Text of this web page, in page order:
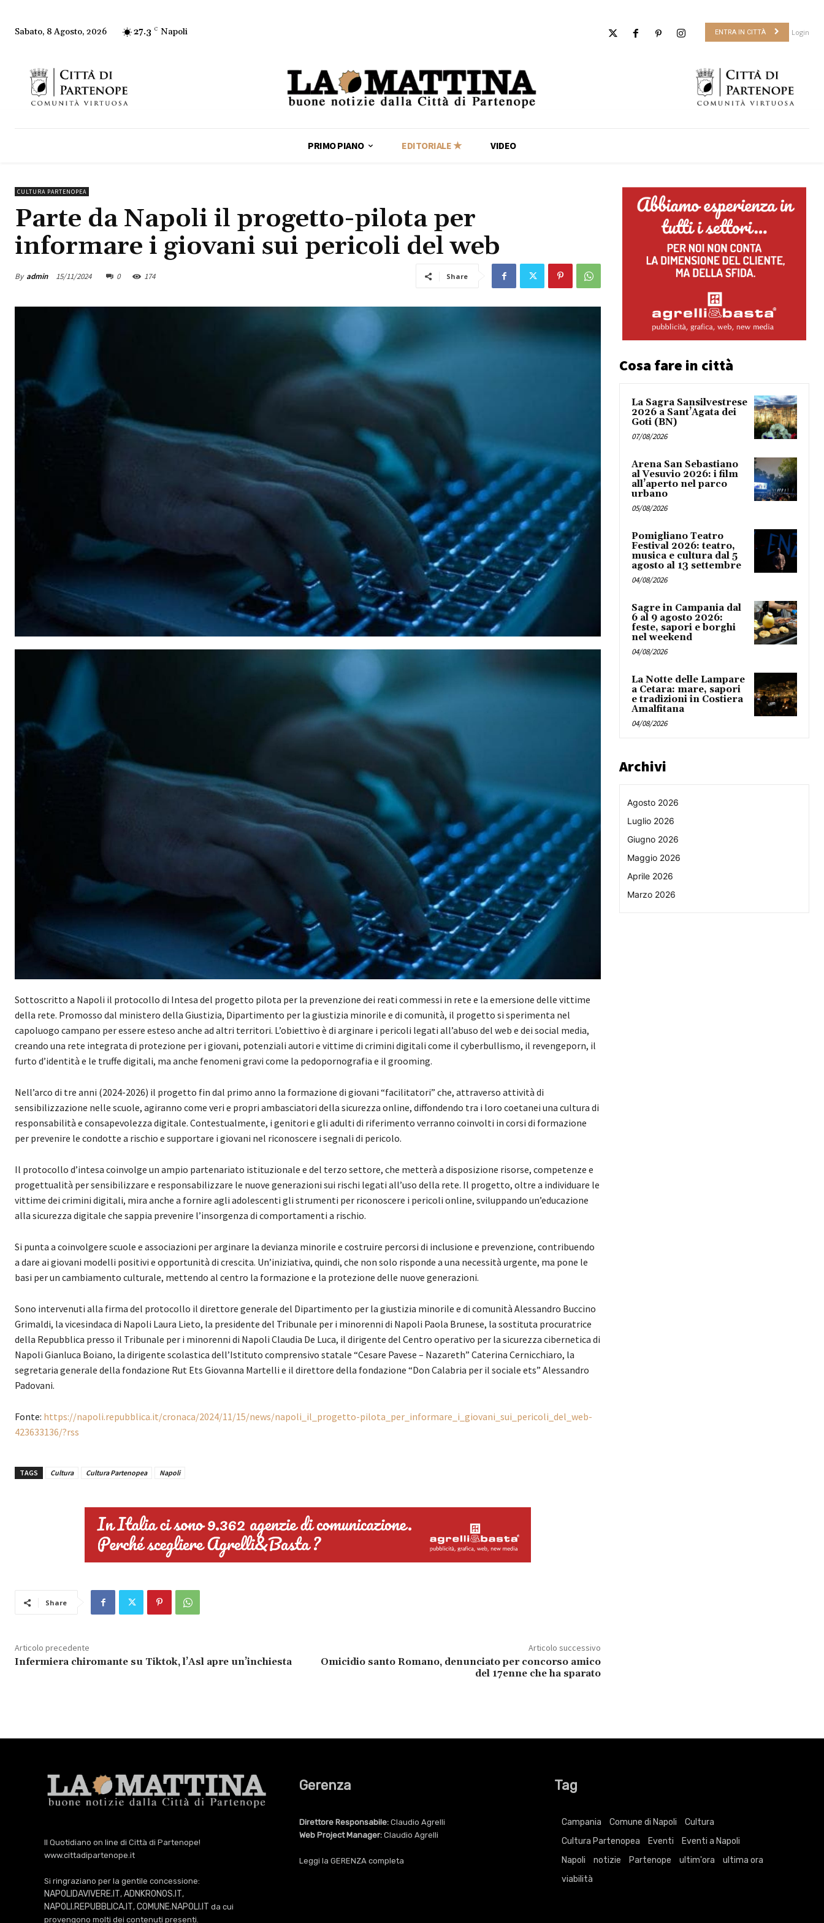
Sabato, 8 Agosto, 2026 27.3 C Napoli ENTRA IN CITTÀ Login
PRIMO PIANO EDITORIALE ★ VIDEO
CULTURA PARTENOPEA
Parte da Napoli il progetto-pilota per
informare i giovani sui pericoli del web
By admin 15/11/2024 0 174 Share
Sottoscritto a Napoli il protocollo di Intesa del progetto pilota per la prevenzione dei reati commessi in rete e la emersione delle vittime
della rete. Promosso dal ministero della Giustizia, Dipartimento per la giustizia minorile e di comunità, il progetto si sperimenta nel
capoluogo campano per essere esteso anche ad altri territori. L’obiettivo è di arginare i pericoli legati all’abuso del web e dei social media,
creando una rete integrata di protezione per i giovani, potenziali autori e vittime di crimini digitali come il cyberbullismo, il revengeporn, il
furto d’identità e le truffe digitali, ma anche fenomeni gravi come la pedopornografia e il grooming.
Nell’arco di tre anni (2024-2026) il progetto fin dal primo anno la formazione di giovani “facilitatori” che, attraverso attività di
sensibilizzazione nelle scuole, agiranno come veri e propri ambasciatori della sicurezza online, diffondendo tra i loro coetanei una cultura di
responsabilità e consapevolezza digitale. Contestualmente, i genitori e gli adulti di riferimento verranno coinvolti in corsi di formazione
per prevenire le condotte a rischio e supportare i giovani nel riconoscere i segnali di pericolo.
Il protocollo d’intesa coinvolge un ampio partenariato istituzionale e del terzo settore, che metterà a disposizione risorse, competenze e
progettualità per sensibilizzare e responsabilizzare le nuove generazioni sui rischi legati all’uso della rete. Il progetto, oltre a individuare le
vittime dei crimini digitali, mira anche a fornire agli adolescenti gli strumenti per riconoscere i pericoli online, sviluppando un’educazione
alla sicurezza digitale che sappia prevenire l’insorgenza di comportamenti a rischio.
Si punta a coinvolgere scuole e associazioni per arginare la devianza minorile e costruire percorsi di inclusione e prevenzione, contribuendo
a dare ai giovani modelli positivi e opportunità di crescita. Un’iniziativa, quindi, che non solo risponde a una necessità urgente, ma pone le
basi per un cambiamento culturale, mettendo al centro la formazione e la protezione delle nuove generazioni.
Sono intervenuti alla firma del protocollo il direttore generale del Dipartimento per la giustizia minorile e di comunità Alessandro Buccino
Grimaldi, la vicesindaca di Napoli Laura Lieto, la presidente del Tribunale per i minorenni di Napoli Paola Brunese, la sostituta procuratrice
della Repubblica presso il Tribunale per i minorenni di Napoli Claudia De Luca, il dirigente del Centro operativo per la sicurezza cibernetica di
Napoli Gianluca Boiano, la dirigente scolastica dell’Istituto comprensivo statale “Cesare Pavese – Nazareth” Caterina Cernicchiaro, la
segretaria generale della fondazione Rut Ets Giovanna Martelli e il direttore della fondazione “Don Calabria per il sociale ets” Alessandro
Padovani.
Fonte: https://napoli.repubblica.it/cronaca/2024/11/15/news/napoli_il_progetto-pilota_per_informare_i_giovani_sui_pericoli_del_web-
423633136/?rss
TAGS Cultura Cultura Partenopea Napoli
Share
Articolo precedente
Infermiera chiromante su Tiktok, l’Asl apre un’inchiesta
Articolo successivo
Omicidio santo Romano, denunciato per concorso amico
del 17enne che ha sparato
Cosa fare in città
La Sagra Sansilvestrese
2026 a Sant’Agata dei
Goti (BN)
07/08/2026
Arena San Sebastiano
al Vesuvio 2026: i film
all’aperto nel parco
urbano
05/08/2026
Pomigliano Teatro
Festival 2026: teatro,
musica e cultura dal 5
agosto al 13 settembre
04/08/2026
Sagre in Campania dal
6 al 9 agosto 2026:
feste, sapori e borghi
nel weekend
04/08/2026
La Notte delle Lampare
a Cetara: mare, sapori
e tradizioni in Costiera
Amalfitana
04/08/2026
Archivi
Agosto 2026
Luglio 2026
Giugno 2026
Maggio 2026
Aprile 2026
Marzo 2026
Il Quotidiano on line di Città di Partenope!
www.cittadipartenope.it
Si ringraziano per la gentile concessione:
NAPOLIDAVIVERE.IT, ADNKRONOS.IT,
NAPOLI.REPUBBLICA.IT, COMUNE.NAPOLI.IT da cui
provengono molti dei contenuti presenti.
Gerenza
Direttore Responsabile: Claudio Agrelli
Web Project Manager: Claudio Agrelli
Leggi la GERENZA completa
Tag
Campania Comune di Napoli
Cultura
Cultura Partenopea
Eventi
Eventi a Napoli
Napoli
notizie Partenope ultim'ora
ultima ora
viabilità